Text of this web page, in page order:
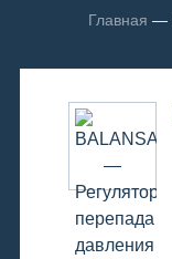
Главная —